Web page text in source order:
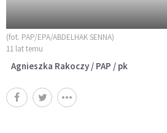
(fot. PAP/EPA/ABDELHAK SENNA)
11 lat temu
Agnieszka Rakoczy / PAP / pk